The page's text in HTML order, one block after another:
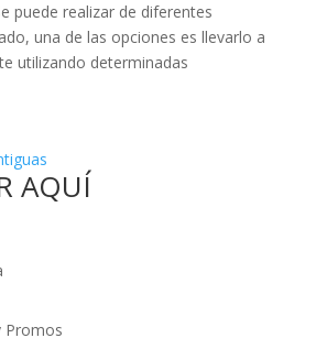
puede realizar de diferentes
una de las opciones es llevarlo a
utilizando determinadas
AQUÍ
Promos